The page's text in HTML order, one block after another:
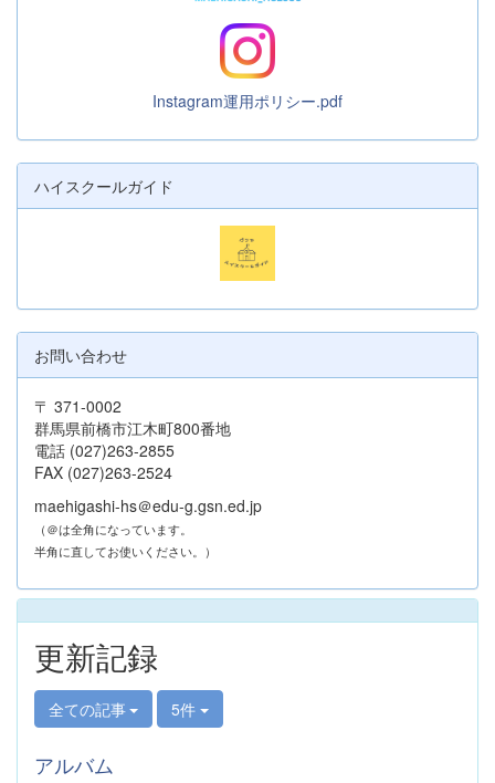
Instagram運用ポリシー.pdf
ハイスクールガイド
お問い合わせ
〒 371-0002
群馬県前橋市江木町800番地
電話 (027)263-2855
FAX (027)263-2524
maehigashi-hs＠edu-g.gsn.ed.jp
（＠は全角になっています。
半角に直してお使いください。）
更新記録
全ての記事 5件
アルバム